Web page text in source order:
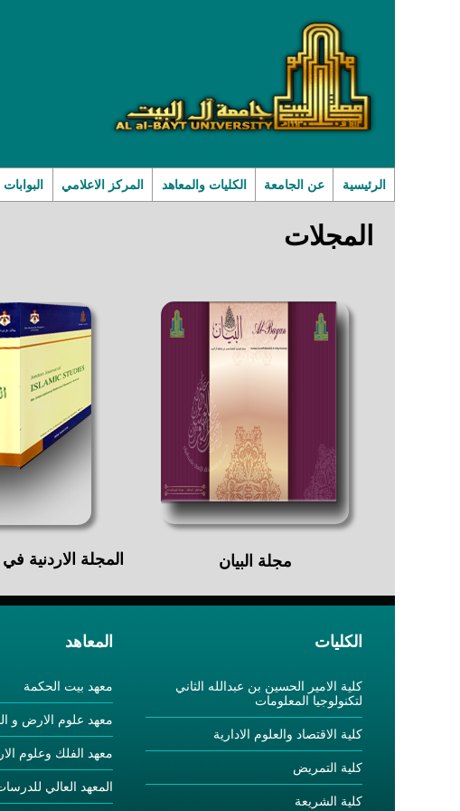
الرئيسية عن الجامعة الكليات والمعاهد المركز الاعلامي البوابات
المجلات
مجلة البيان المجلة الاردنية
الكليات
كلية الامير الحسين بن عبدالله الثاني
لتكنولوجيا المعلومات
كلية الاقتصاد والعلوم الادارية
كلية التمريض
كلية الشريعة
المعاهد
معهد بيت الحكمة
معهد علوم الارض و
معهد الفلك وعلوم
المعهد العالي